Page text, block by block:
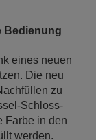
Bedienung
eines neuen
Die neu
zu
Schloss-
Farbe in den
werden.